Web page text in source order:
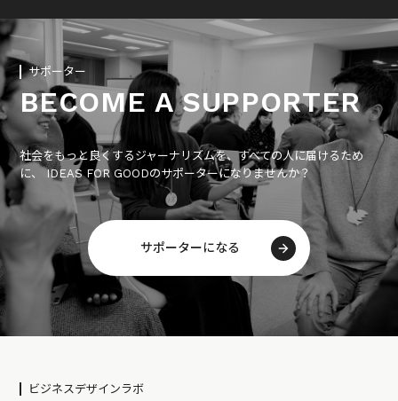
サポーター
BECOME A SUPPORTER
社会をもっと良くするジャーナリズムを、すべての人に届けるため
に、 IDEAS FOR GOODのサポーターになりませんか？
サポーターになる
ビジネスデザインラボ